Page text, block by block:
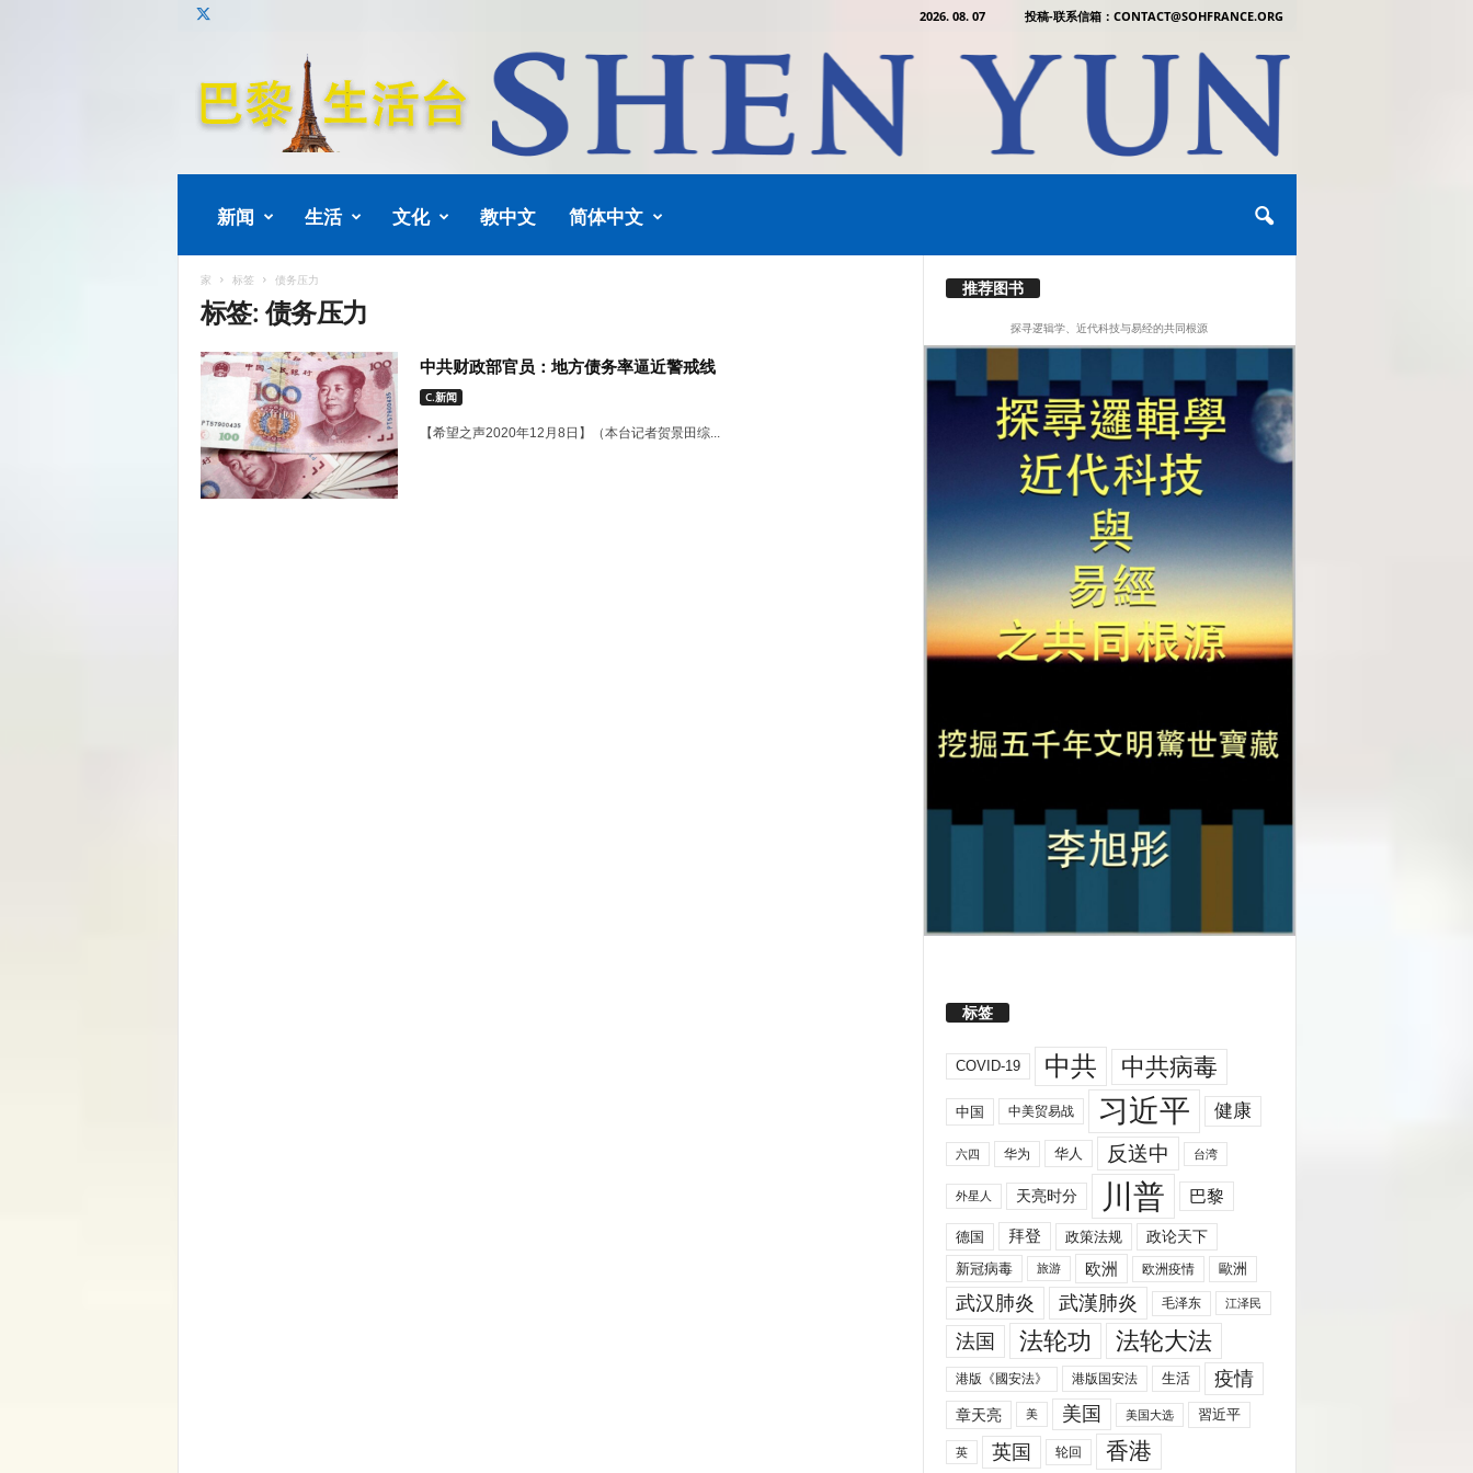
2026. 08. 07 投稿-联系信箱：CONTACT@SOHFRANCE.ORG
新闻 生活 文化 教中文 简体中文
家 标签 债务压力
标签: 债务压力
中共财政部官员：地方债务率逼近警戒线
C.新闻
【希望之声2020年12月8日】（本台记者贺景田综...
推荐图书
探寻逻辑学、近代科技与易经的共同根源
标签
COVID-19 中共 中共病毒
中国 中美贸易战 习近平 健康
六四 华为 华人 反送中 台湾
外星人 天亮时分 川普 巴黎
德国 拜登 政策法规
政论天下
新冠病毒
旅游 欧洲 欧洲疫情 歐洲
武汉肺炎 武漢肺炎 毛泽东 江泽民
法国 法轮功 法轮大法
港版《國安法》 港版国安法 生活 疫情
章天亮 美 美国 美国大选 習近平
英 英国 轮回 香港